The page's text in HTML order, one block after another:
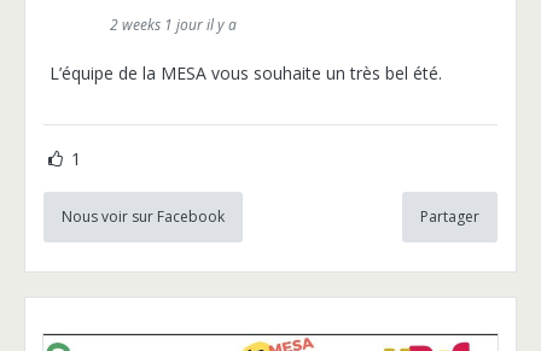
2 weeks 1 jour il y a
L’équipe de la MESA vous souhaite un très bel été.
1
Nous voir sur Facebook Partager